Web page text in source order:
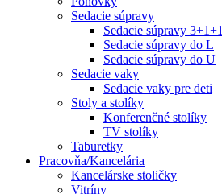
Sedacie súpravy
Sedacie súpravy 3+1+1
Sedacie súpravy do L
Sedacie súpravy do U
Sedacie vaky
Sedacie vaky pre deti
Stoly a stolíky
Konferenčné stolíky
TV stolíky
Taburetky
Pracovňa/Kancelária
Kancelárske stoličky
Vitríny